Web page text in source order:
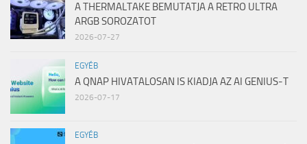
A THERMALTAKE BEMUTATJA A RETRO ULTRA
ARGB SOROZATOT
2026-07-27
EGYÉB
A QNAP HIVATALOSAN IS KIADJA AZ AI GENIUS-T
2026-07-17
EGYÉB